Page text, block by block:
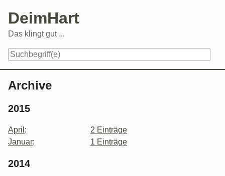
content
DeimHart
Das klingt gut ...
Archive
2015
April :
2 Einträge
Januar: 1 Einträge
2014